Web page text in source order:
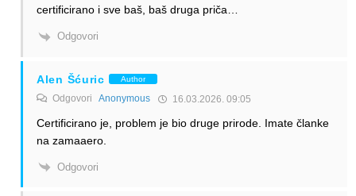
certificirano i sve baš, baš druga priča…
Odgovori
Alen Šćuric Author
Odgovori Anonymous 16.03.2026. 09:05
Certificirano je, problem je bio druge prirode. Imate članke
na zamaaero.
Odgovori